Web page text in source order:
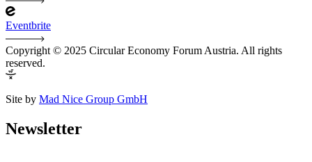
Eventbrite
Copyright © 2025 Circular Economy Forum Austria. All rights
reserved.
Site by Mad Nice Group GmbH
Newsletter